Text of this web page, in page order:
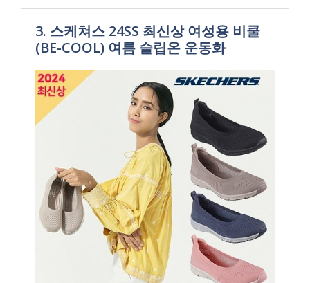
3. 스케쳐스 24SS 최신상 여성용 비쿨
(BE-COOL) 여름 슬립온 운동화